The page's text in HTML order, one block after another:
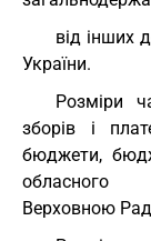
від інших
України.
Розміри
зборів і
бюджети,
обласного
Верховною